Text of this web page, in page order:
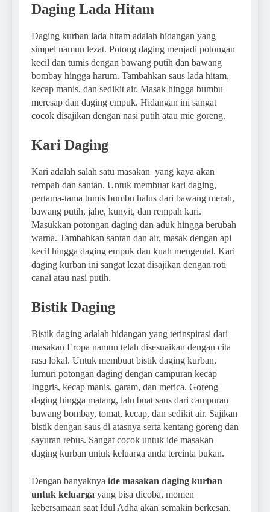
Daging Lada Hitam
Daging kurban lada hitam adalah hidangan yang
simpel namun lezat. Potong daging menjadi potongan
kecil dan tumis dengan bawang putih dan bawang
bombay hingga harum. Tambahkan saus lada hitam,
kecap manis, dan sedikit air. Masak hingga bumbu
meresap dan daging empuk. Hidangan ini sangat
cocok disajikan dengan nasi putih atau mie goreng.
Kari Daging
Kari adalah salah satu masakan yang kaya akan
rempah dan santan. Untuk membuat kari daging,
pertama-tama tumis bumbu halus dari bawang merah,
bawang putih, jahe, kunyit, dan rempah kari.
Masukkan potongan daging dan aduk hingga berubah
warna. Tambahkan santan dan air, masak dengan api
kecil hingga daging empuk dan kuah mengental. Kari
daging kurban ini sangat lezat disajikan dengan roti
canai atau nasi putih.
Bistik Daging
Bistik daging adalah hidangan yang terinspirasi dari
masakan Eropa namun telah disesuaikan dengan cita
rasa lokal. Untuk membuat bistik daging kurban,
lumuri potongan daging dengan campuran kecap
Inggris, kecap manis, garam, dan merica. Goreng
daging hingga matang, lalu buat saus dari campuran
bawang bombay, tomat, kecap, dan sedikit air. Sajikan
bistik dengan saus di atasnya serta kentang goreng dan
sayuran rebus. Sangat cocok untuk ide masakan
daging kurban untuk keluarga anda tercinta bukan.
Dengan banyaknya ide masakan daging kurban
untuk keluarga yang bisa dicoba, momen
kebersamaan saat Idul Adha akan semakin berkesan.